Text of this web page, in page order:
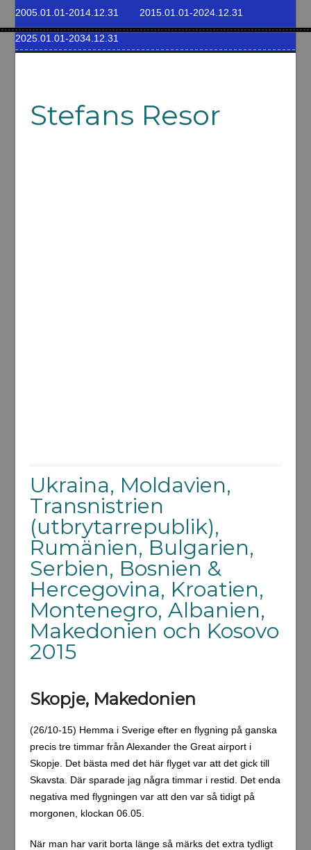
2005.01.01-2014.12.31 2015.01.01-2024.12.31
2025.01.01-2034.12.31
Stefans Resor
Ukraina, Moldavien,
Transnistrien
(utbrytarrepublik),
Rumänien, Bulgarien,
Serbien, Bosnien &
Hercegovina, Kroatien,
Montenegro, Albanien,
Makedonien och Kosovo
2015
Skopje, Makedonien
(26/10-15) Hemma i Sverige efter en flygning på ganska
precis tre timmar från Alexander the Great airport i
Skopje. Det bästa med det här flyget var att det gick till
Skavsta. Där sparade jag några timmar i restid. Det enda
negativa med flygningen var att den var så tidigt på
morgonen, klockan 06.05.
När man har varit borta länge så märks det extra tydligt